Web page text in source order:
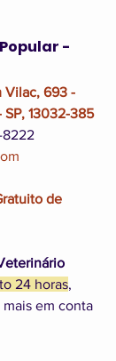
-
Vilac, 693 -
13032-385
8222
de
24 horas,
em conta